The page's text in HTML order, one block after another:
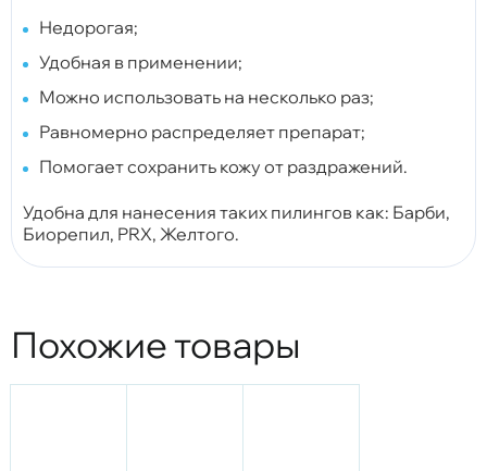
Недорогая;
Удобная в применении;
Можно использовать на несколько раз;
Равномерно распределяет препарат;
Помогает сохранить кожу от раздражений.
Удобна для нанесения таких пилингов как: Барби,
Биорепил, PRX, Желтого.
Похожие товары